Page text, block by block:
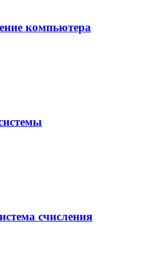
компьютера
счисления